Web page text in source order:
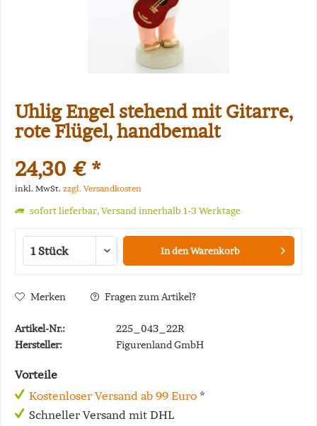
Uhlig Engel stehend mit Gitarre,
rote Flügel, handbemalt
24,30 € *
inkl. MwSt. zzgl. Versandkosten
sofort lieferbar, Versand innerhalb 1-3 Werktage
In denWarenkorb
Merken Fragen zum Artikel?
Artikel-Nr.:
225_043_22R
Hersteller:
Figurenland GmbH
Vorteile
Kostenloser Versand ab 99 Euro *
Schneller Versand mit DHL